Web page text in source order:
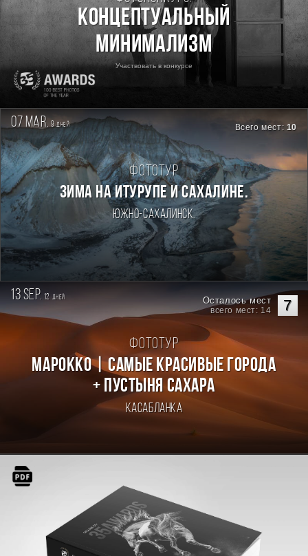
Концептуальный
минимализм
Участвовать в конкурсе
07 mar. 9дней Всего мест: 10
Фототур
Зима на Итурупе и Сахалине.
Южно-Сахалинск.
13 sep. 12 дней 7
Осталось мест
всего мест: 14
Фототур
Марокко | Самые красивые города
+ пустыня Сахара
Касабланка